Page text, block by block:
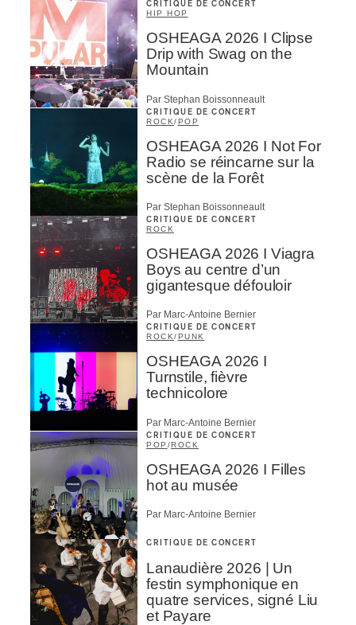
CRITIQUE DE CONCERT
HIP HOP
OSHEAGA 2026 I Clipse
Drip with Swag on the
Mountain
Par Stephan Boissonneault
CRITIQUE DE CONCERT
ROCK/POP
OSHEAGA 2026 I Not For
Radio se réincarne sur la
scène de la Forêt
Par Stephan Boissonneault
CRITIQUE DE CONCERT
ROCK
OSHEAGA 2026 I Viagra
Boys au centre d’un
gigantesque défouloir
Par Marc-Antoine Bernier
CRITIQUE DE CONCERT
ROCK/ PUNK
OSHEAGA 2026 I
Turnstile, fièvre
technicolore
Par Marc-Antoine Bernier
CRITIQUE DE CONCERT
POP /ROCK
OSHEAGA 2026 I Filles
hot au musée
Par Marc-Antoine Bernier
CRITIQUE DE CONCERT
Lanaudière 2026 | Un
festin symphonique en
quatre services, signé Liu
et Payare